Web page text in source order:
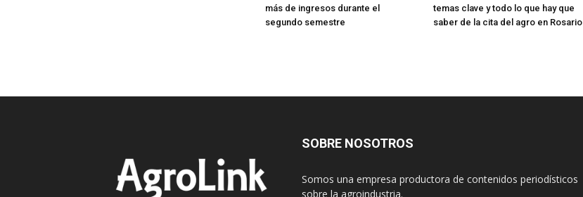
más de ingresos durante el
segundo semestre
temas clave y todo lo que hay que
saber de la cita del agro en Rosario
SOBRE NOSOTROS
Somos una empresa productora de contenidos periodísticos
sobre la agroindustria.